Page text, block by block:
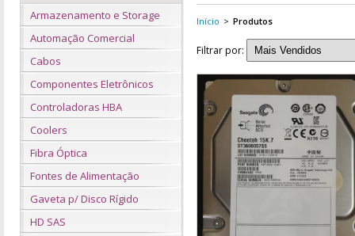
Armazenamento e Storage
Automação Comercial
Cabos
Componentes Eletrônicos
Controladoras HBA
Coolers
Fibra Óptica
Fontes de Alimentação
Gaveta p/ Disco Rígido
HD SAS
Início > Produtos
Filtrar por: